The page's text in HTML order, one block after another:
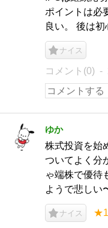
ポイントは必
良い。 後は初
ナイス
コメント(0)
ゆか
株式投資を始
ついてよく分
ゃ端株で優待
ようで悲しい
ナイス ★1